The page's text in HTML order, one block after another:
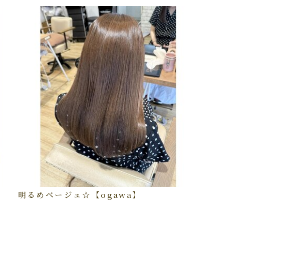
明るめベージュ☆【ogawa】